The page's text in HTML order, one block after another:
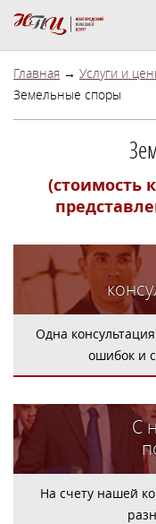
Главная → Услуги и
Земельные споры
(стоимость
Одна
ошибок и
С
На счету нашей